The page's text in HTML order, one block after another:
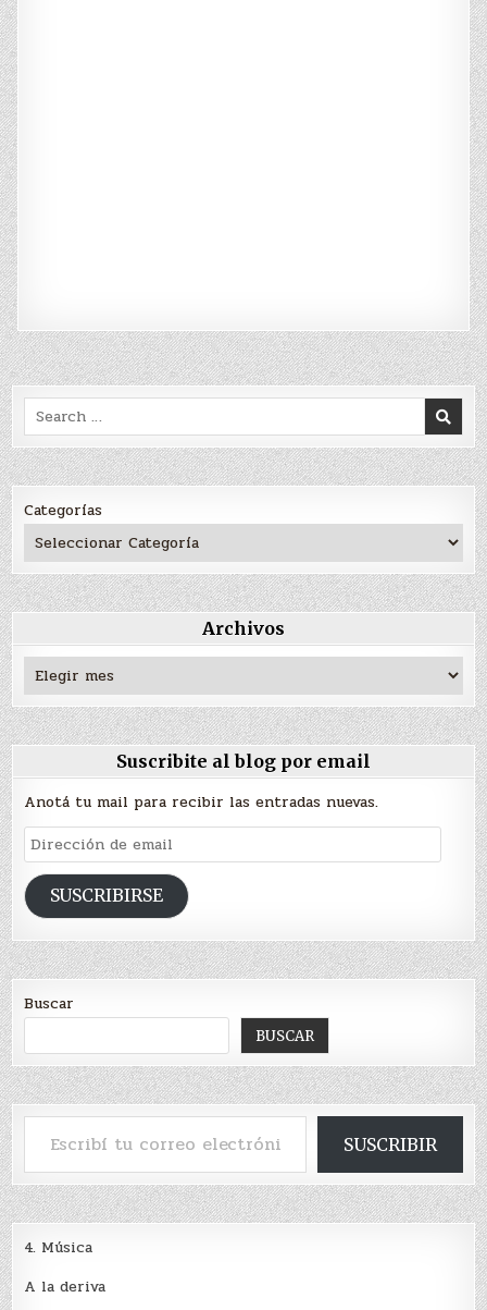
Search
for:
Categorías
Archivos
Archivos
Suscribite al blog por email
Anotá tu mail para recibir las entradas nuevas.
Dirección
de
emailSUSCRIBIRSE
Buscar
BUSCAR
Escribí tu correo electrónico…
SUSCRIBIR
4. Música
A la deriva